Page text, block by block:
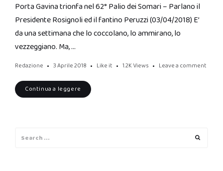
Porta Gavina trionfa nel 62° Palio dei Somari – Parlano il
Presidente Rosignoli ed il fantino Peruzzi (03/04/2018) E’
da una settimana che lo coccolano, lo ammirano, lo
vezzeggiano. Ma, …
Redazione 3 Aprile 2018 Like it 1.2K Views Leave a comment
Continua a leggere
for: